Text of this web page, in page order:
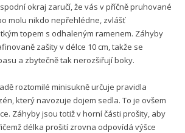
okraj zaručí, že vás v příčně pruhované
molu nikdo nepřehlédne, zvlášť
topem s odhaleným ramenem. Záhyby
zašity v délce 10 cm, takže se
a zbytečně tak nerozšiřují boky.
roztomilé minisukně určuje pravidla
který navozuje dojem sedla. To je ovšem
Záhyby jsou totiž v horní části prošity, aby
délka prošití zrovna odpovídá výšce